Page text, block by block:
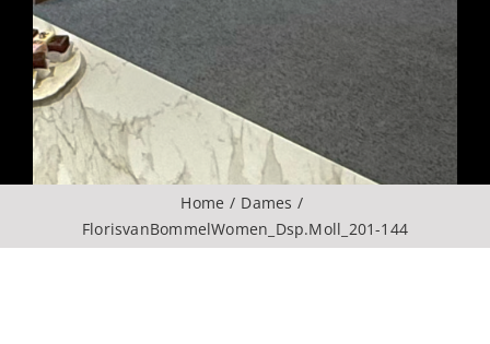
Over ons
CONTACT
Home
Dames
FlorisvanBommelWomen_Dsp.Moll_201-144